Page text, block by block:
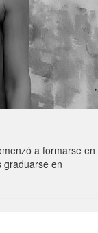
a formarse en
graduarse en